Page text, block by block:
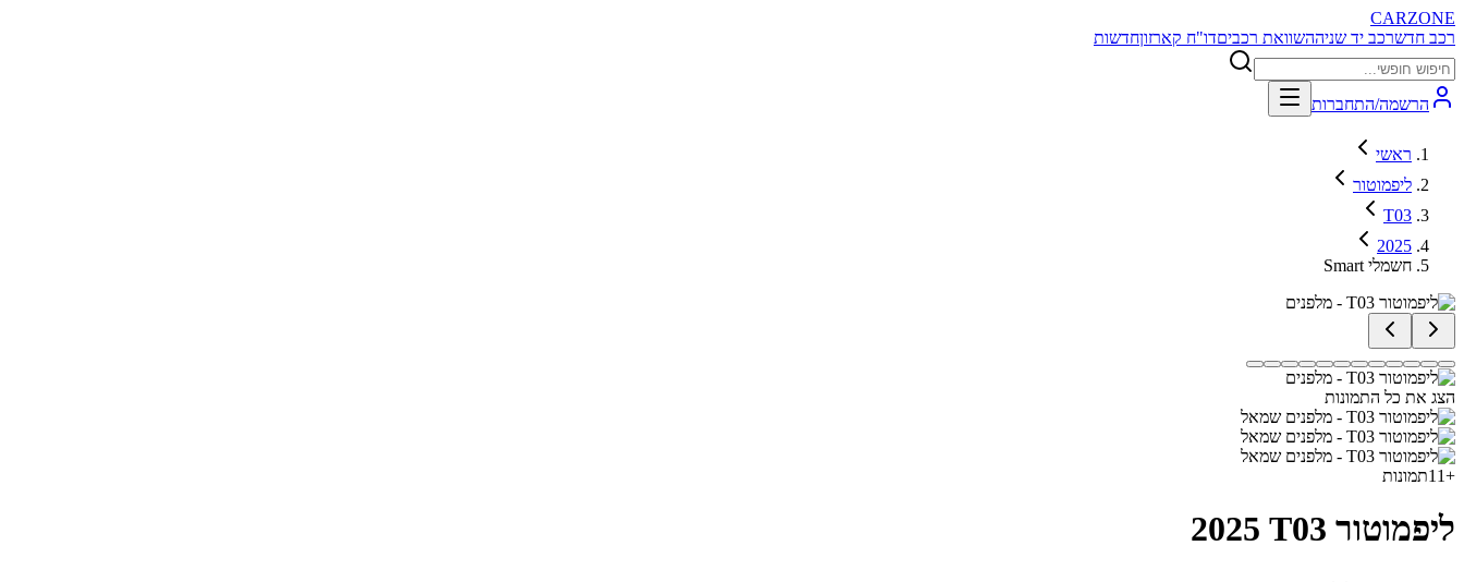
CARZONE
רכב חדשרכב יד שניההשוואת רכביםדו"ח קארזוןחדשות
הרשמה/התחברות
ראשי
ליפמוטור
T03
2025
Smart חשמלי
הצג את כל התמונות
+
11תמונות
ליפמוטור T03 2025